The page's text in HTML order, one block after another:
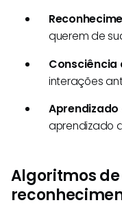
querem de
Consciência
interações
aprendizado
Algoritmos